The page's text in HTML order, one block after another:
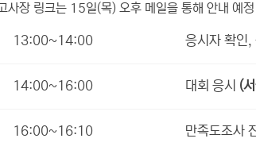
사장 링크는 15일(목) 오후 메일을 통해 안내 예정
13:00~14:00 응시자 확인,
14:00~16:00 대회 응시 (
16:00~16:10 만족도조사